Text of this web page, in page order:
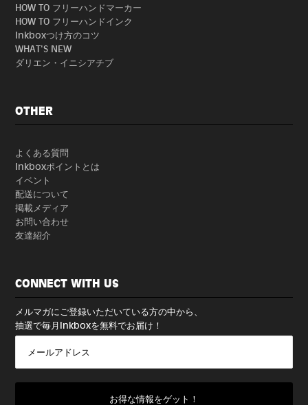
HOW TO フリーハンドマーカー
HOW TO フリーハンドインク
Inkboxつけ方のコツ
WHAT'S NEW
ダリエン・イニシアチブ
OTHER
よくある質問
Inkboxポイントとは
イベント
配送について
掲載メディア
お問い合わせ
友達紹介
CONNECT WITH US
メルマガにご登録いただいている方の中から、
抽選で毎月Inkboxを無料でお届け！